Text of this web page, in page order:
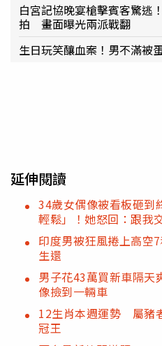
白宮記協晚宴槍擊賓客驚逃
拍 畫面曝光兩派戰翻
生日玩笑釀血案！男不滿
延伸閱讀
34歲女偶像被看板砸
輕鬆」！她怒回：跟我
印度男被狂風捲上高
生還
男子花43萬買新車隔
像撿到一輛車
12生肖本週運勢 屬豬
冠王